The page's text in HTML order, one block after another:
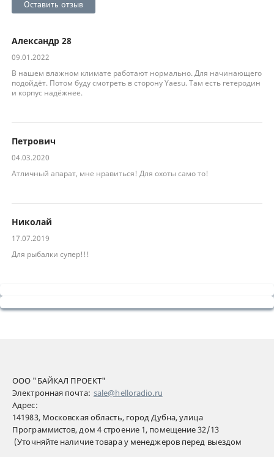
Оставить отзыв
Александр 28
09.01.2022
В нашем влажном климате работают нормально. Для начинающего
подойдёт. Потом буду смотреть в сторону Yaesu. Там есть гетеродин
и корпус надёжнее.
Петрович
04.03.2020
Атличный апарат, мне нравиться! Для охоты само то!
Николай
17.07.2019
Для рыбалки супер!!!
ООО "БАЙКАЛ ПРОЕКТ"
Электронная почта: sale@helloradio.ru
Адрес:
141983, Московская область, город Дубна, улица
Программистов, дом 4 строение 1, помещение 32/13
(Уточняйте наличие товара у менеджеров перед выездом